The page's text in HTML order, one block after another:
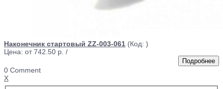
Наконечник стартовый ZZ-003-061 (Код: )
Цена: от742.50 р. /
0 Comment
X